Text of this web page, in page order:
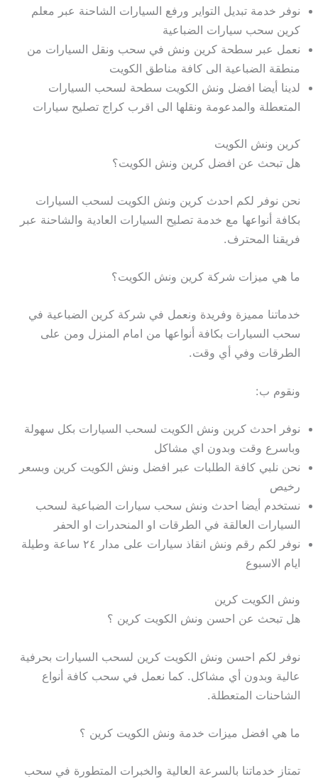
نوفر خدمة تبديل التواير ورفع السيارات الشاحنة عبر معلم
كرين سحب سيارات الضباعية
نعمل عبر سطحة كرين ونش في سحب ونقل السيارات من
منطقة الضباعية الى كافة مناطق الكويت
لدينا أيضا افضل ونش الكويت سطحة لسحب السيارات
المتعطلة والمدعومة ونقلها الى اقرب كراج تصليح سيارات
كرين ونش الكويت
هل تبحث عن افضل كرين ونش الكويت؟
نحن نوفر لكم احدث كرين ونش الكويت لسحب السيارات
بكافة أنواعها مع خدمة تصليح السيارات العادية والشاحنة عبر
فريقنا المحترف.
ما هي ميزات شركة كرين ونش الكويت؟
خدماتنا مميزة وفريدة ونعمل في شركة كرين الضباعية في
سحب السيارات بكافة أنواعها من امام المنزل ومن على
الطرقات وفي أي وقت.
ونقوم ب:
نوفر احدث كرين ونش الكويت لسحب السيارات بكل سهولة
وباسرع وقت وبدون اي مشاكل
نحن نلبي كافة الطلبات عبر افضل ونش الكويت كرين وبسعر
رخيص
نستخدم أيضا احدث ونش سحب سيارات الضباعية لسحب
السيارات العالقة في الطرقات او المنحدرات او الحفر
نوفر لكم رقم ونش انقاذ سيارات على مدار ٢٤ ساعة وطيلة
ايام الاسبوع
ونش الكويت كرين
هل تبحث عن احسن ونش الكويت كرين ؟
نوفر لكم احسن ونش الكويت كرين لسحب السيارات بحرفية
عالية وبدون أي مشاكل. كما نعمل في سحب كافة أنواع
الشاحنات المتعطلة.
ما هي افضل ميزات خدمة ونش الكويت كرين ؟
تمتاز خدماتنا بالسرعة العالية والخبرات المتطورة في سحب